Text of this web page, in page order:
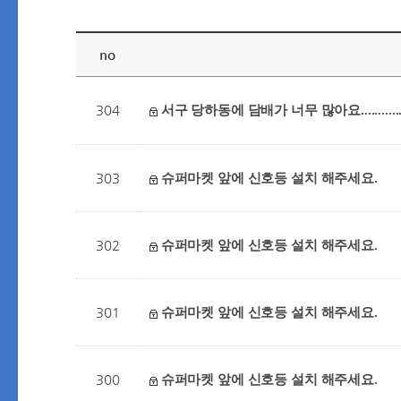
no
304 서구 당하동에 담배가 너무 많아요
303 슈퍼마켓 앞에 신호등 설치 해주세요.
302 슈퍼마켓 앞에 신호등 설치 해주세요.
301 슈퍼마켓 앞에 신호등 설치 해주세요.
300 슈퍼마켓 앞에 신호등 설치 해주세요.